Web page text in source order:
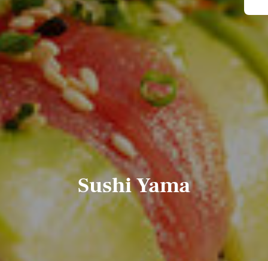
Sushi Yama